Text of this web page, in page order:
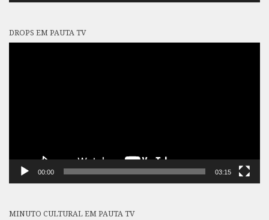
DROPS EM PAUTA TV
00:00 03:15
MINUTO CULTURAL EM PAUTA TV